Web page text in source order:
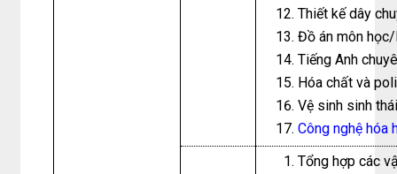
Thiết kế dây
Đồ án môn
Tiếng Anh
Hóa chất và
Vệ sinh sinh
Công nghệ hóa
Tổng hợp các